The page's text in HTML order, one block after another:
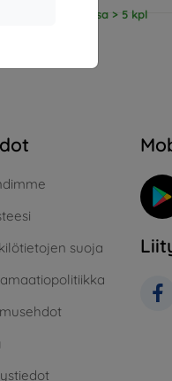
Varastossa > 5 kpl
suoja